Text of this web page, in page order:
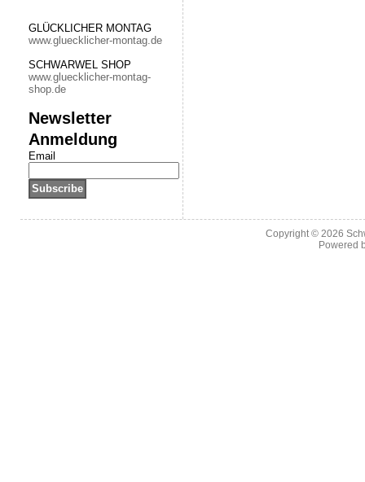
GLÜCKLICHER MONTAG
www.gluecklicher-montag.de
SCHWARWEL SHOP
www.gluecklicher-montag-
shop.de
Newsletter
Anmeldung
Email
Copyright © 2026
Powered